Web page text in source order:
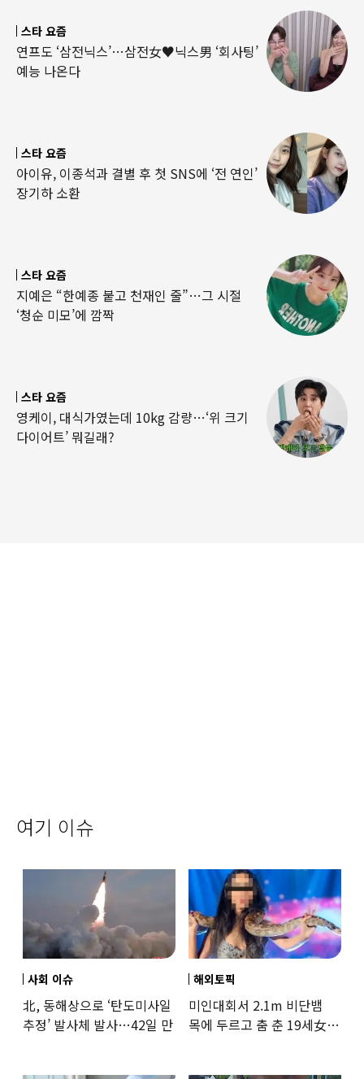
스타 요즘
연프도 ‘삼전닉스’…삼전女♥닉스男 ‘회사팅’
예능 나온다
스타 요즘
아이유, 이종석과 결별 후 첫 SNS에 ‘전 연인’
장기하 소환
스타 요즘
지예은 “한예종 붙고 천재인 줄”…그 시절
‘청순 미모’에 깜짝
스타 요즘
영케이, 대식가였는데 10kg 감량…‘위 크기
다이어트’ 뭐길래?
여기 이슈
사회 이슈
北, 동해상으로 ‘탄도미사일
추정’ 발사체 발사…42일 만
해외토픽
미인대회서 2.1m 비단뱀
목에 두르고 춤 춘 19세女